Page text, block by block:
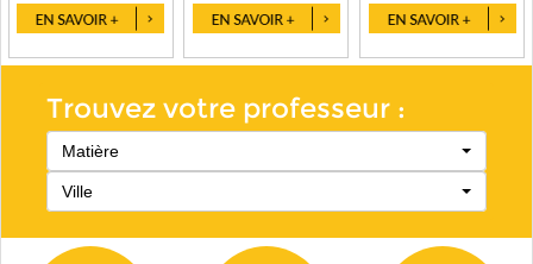
Trouvez votre professeur :
Matière
Ville